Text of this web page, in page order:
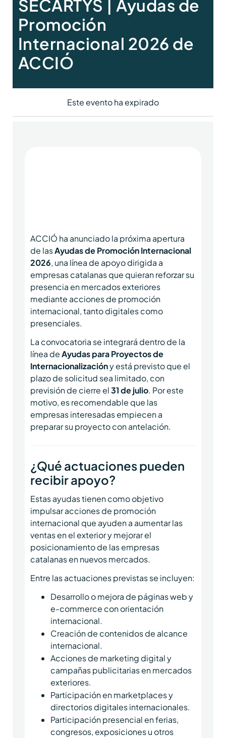
SECARTYS | Ayudas de
Promoción
Internacional 2026 de
ACCIÓ
Este evento ha expirado
ACCIÓ ha anunciado la próxima apertura
de lasAyudas de Promoción Internacional
2026, una línea de apoyo dirigida a
empresas catalanas que quieran reforzar su
presencia en mercados exteriores
mediante acciones de promoción
internacional, tanto digitales como
presenciales.
La convocatoria se integrará dentro de la
línea deAyudas para Proyectos de
Internacionalizacióny está previsto que el
plazo de solicitud sea limitado, con
previsión de cierre el31 de julio. Por este
motivo, es recomendable que las
empresas interesadas empiecen a
preparar su proyecto con antelación.
¿Qué actuaciones pueden
recibir apoyo?
Estas ayudas tienen como objetivo
impulsar acciones de promoción
internacional que ayuden a aumentar las
ventas en el exterior y mejorar el
posicionamiento de las empresas
catalanas en nuevos mercados.
Entre las actuaciones previstas se incluyen:
Desarrollo o mejora de páginas web y
e-commerce con orientación
internacional.
Creación de contenidos de alcance
internacional.
Acciones de marketing digital y
campañas publicitarias en mercados
exteriores.
Participación en marketplaces y
directorios digitales internacionales.
Participación presencial en ferias,
congresos, exposiciones u otros